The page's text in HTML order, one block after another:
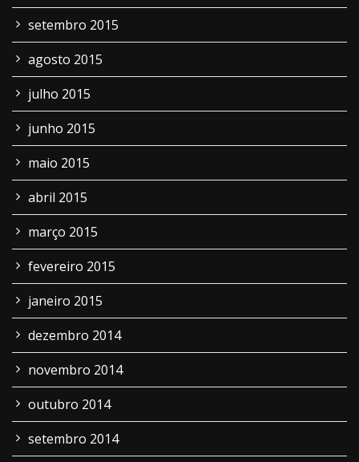
setembro 2015
agosto 2015
julho 2015
junho 2015
maio 2015
abril 2015
março 2015
fevereiro 2015
janeiro 2015
dezembro 2014
novembro 2014
outubro 2014
setembro 2014